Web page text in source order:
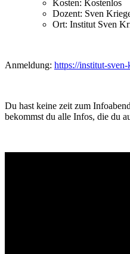
Kosten: Kostenlos
Dozent: Sven
Ort: Institut Sven
Anmeldung: https://institut-
Du hast keine zeit zum
bekommst du alle Infos, die du